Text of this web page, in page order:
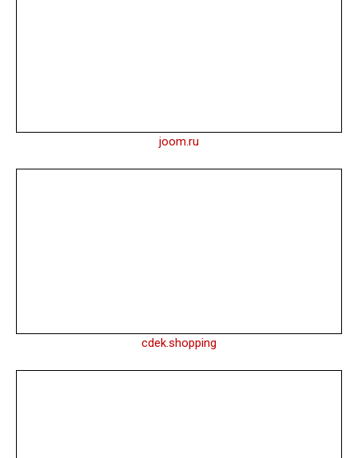
joom.ru
cdek.shopping